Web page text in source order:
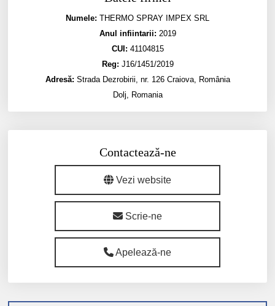
Numele: THERMO SPRAY IMPEX SRL
Anul infiintarii: 2019
CUI: 41104815
Reg: J16/1451/2019
Adresă: Strada Dezrobirii, nr. 126 Craiova, România
Dolj, Romania
Contactează-ne
Vezi website
Scrie-ne
Apelează-ne